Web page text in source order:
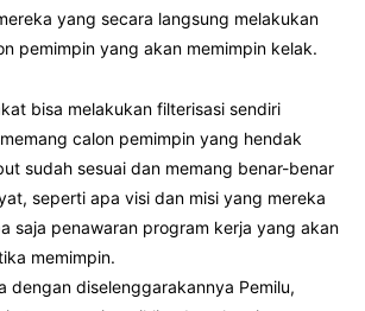
yang secara langsung melakukan
pemimpin yang akan memimpin kelak.
bisa melakukan filterisasi sendiri
calon pemimpin yang hendak
sudah sesuai dan memang benar-benar
seperti apa visi dan misi yang mereka
saja penawaran program kerja yang akan
memimpin.
dengan diselenggarakannya Pemilu,